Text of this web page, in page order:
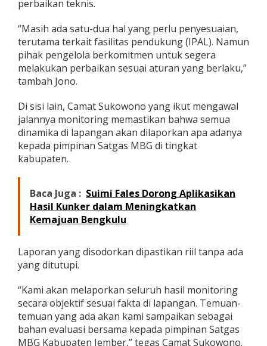
perbaikan teknis.
“Masih ada satu-dua hal yang perlu penyesuaian,
terutama terkait fasilitas pendukung (IPAL). Namun
pihak pengelola berkomitmen untuk segera
melakukan perbaikan sesuai aturan yang berlaku,”
tambah Jono.
Di sisi lain, Camat Sukowono yang ikut mengawal
jalannya monitoring memastikan bahwa semua
dinamika di lapangan akan dilaporkan apa adanya
kepada pimpinan Satgas MBG di tingkat
kabupaten.
Baca Juga : Suimi Fales Dorong Aplikasikan
Hasil Kunker dalam Meningkatkan
Kemajuan Bengkulu
Laporan yang disodorkan dipastikan riil tanpa ada
yang ditutupi.
“Kami akan melaporkan seluruh hasil monitoring
secara objektif sesuai fakta di lapangan. Temuan-
temuan yang ada akan kami sampaikan sebagai
bahan evaluasi bersama kepada pimpinan Satgas
MBG Kabupaten Jember,” tegas Camat Sukowono.